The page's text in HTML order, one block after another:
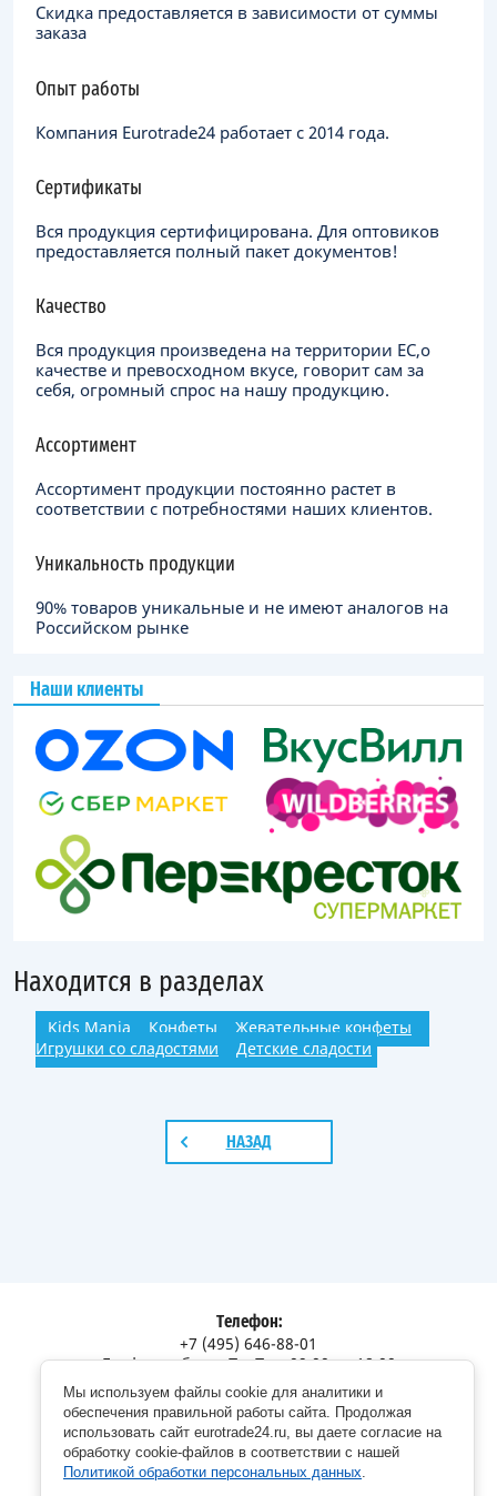
Мы используем файлы cookie для аналитики и
обеспечения правильной работы сайта. Продолжая
использовать сайт eurotrade24.ru, вы даете согласие на
обработку cookie-файлов в соответствии с нашей
Политикой обработки персональных данных.
Скидка предоставляется в зависимости от суммы
заказа
Опыт работы
Компания Eurotrade24 работает с 2014 года.
Сертификаты
Вся продукция сертифицирована. Для оптовиков
предоставляется полный пакет документов!
Качество
Вся продукция произведена на территории ЕC,о
качестве и превосходном вкусе, говорит сам за
себя, огромный спрос на нашу продукцию.
Ассортимент
Ассортимент продукции постоянно растет в
соответствии с потребностями наших клиентов.
Уникальность продукции
90% товаров уникальные и не имеют аналогов на
Российском рынке
Наши клиенты
Находится в разделах
Kids Mania Конфеты
Жевательные конфеты
Игрушки со сладостями
Детские сладости
НАЗАД
Телефон:
+7 (495) 646-88-01
График работы: Пн-Пт с 09:00 до 18:00
Адрес:
Московская обл., г. Долгопрудный, Дорожный пр., 12